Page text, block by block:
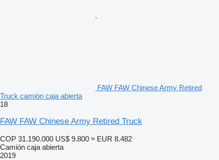
FAW FAW Chinese Army Retired
Truck camión caja abierta
18
FAW FAW Chinese Army Retired Truck
COP 31.190.000 US$ 9.800 ≈ EUR 8.482
Camión caja abierta
2019